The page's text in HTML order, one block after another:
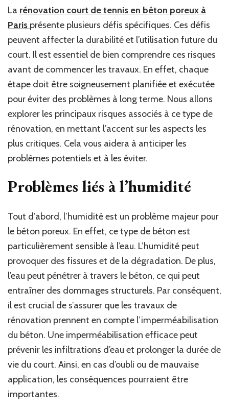
les
principaux
risques
liés
la
rénovation
d’un
de
tennis
béton
poreux
à
La rénovation court de tennis en béton poreux à
Paris présente plusieurs défis spécifiques. Ces défis
peuvent affecter la durabilité et l’utilisation future du
court. Il est essentiel de bien comprendre ces risques
avant de commencer les travaux. En effet, chaque
étape doit être soigneusement planifiée et exécutée
pour éviter des problèmes à long terme. Nous allons
explorer les principaux risques associés à ce type de
rénovation, en mettant l’accent sur les aspects les
plus critiques. Cela vous aidera à anticiper les
problèmes potentiels et à les éviter.
Problèmes liés à l’humidité
Tout d’abord, l’humidité est un problème majeur pour
le béton poreux. En effet, ce type de béton est
particulièrement sensible à l’eau. L’humidité peut
provoquer des fissures et de la dégradation. De plus,
l’eau peut pénétrer à travers le béton, ce qui peut
entraîner des dommages structurels. Par conséquent,
il est crucial de s’assurer que les travaux de
rénovation prennent en compte l’imperméabilisation
du béton. Une imperméabilisation efficace peut
prévenir les infiltrations d’eau et prolonger la durée de
vie du court. Ainsi, en cas d’oubli ou de mauvaise
application, les conséquences pourraient être
importantes.